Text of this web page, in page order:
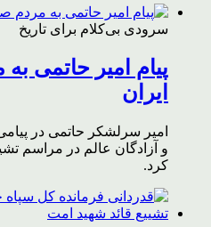
سرودی بی‌کلام برای تاریخ
پیام امیر حاتمی
ایران
امیر سرلشکر حاتمی در
و آزادگان عالم در مراسم
کرد.